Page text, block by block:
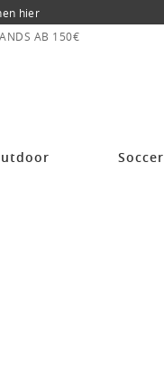
hier
AB 150€
Soccer